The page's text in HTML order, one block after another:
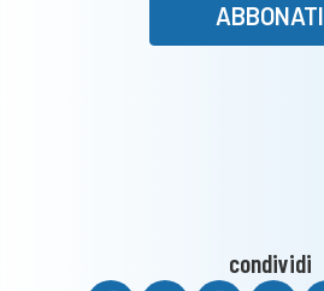
ABBONATI
condividi